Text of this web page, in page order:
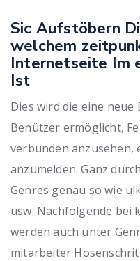
Sic Aufstöbern
welchem
Internetseite Im
Ist
Dies wird die eine
Benützer ermöglicht,
verbunden anzusehen,
anzumelden. Ganz
Genres genau so wie
usw. Nachfolgende bei
werden auch unter
mitarbeiter